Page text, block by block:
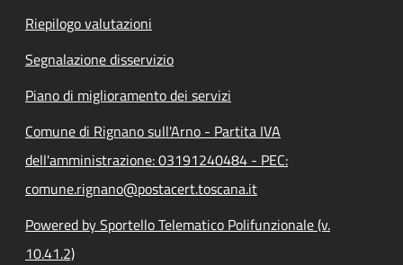
Riepilogo valutazioni
Segnalazione disservizio
Piano di miglioramento dei servizi
Comune di Rignano sull'Arno - Partita IVA
dell'amministrazione: 03191240484 - PEC:
comune.rignano@postacert.toscana.it
Powered by Sportello Telematico Polifunzionale (v.
10.41.2)